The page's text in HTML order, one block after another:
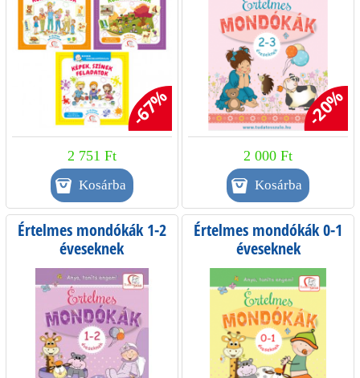
-67%
2 751 Ft
-20%
2 000 Ft
Értelmes mondókák 1-2
éveseknek
Értelmes mondókák 0-1
éveseknek